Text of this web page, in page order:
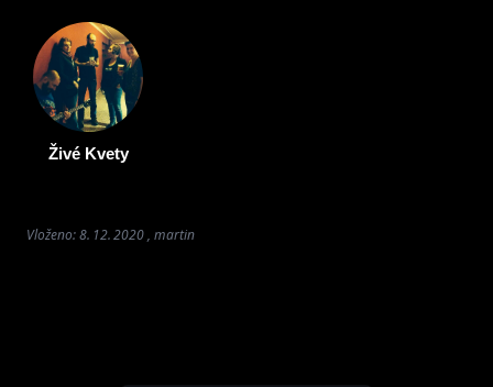
Živé Kvety
Vloženo: 8. 12. 2020 , martin